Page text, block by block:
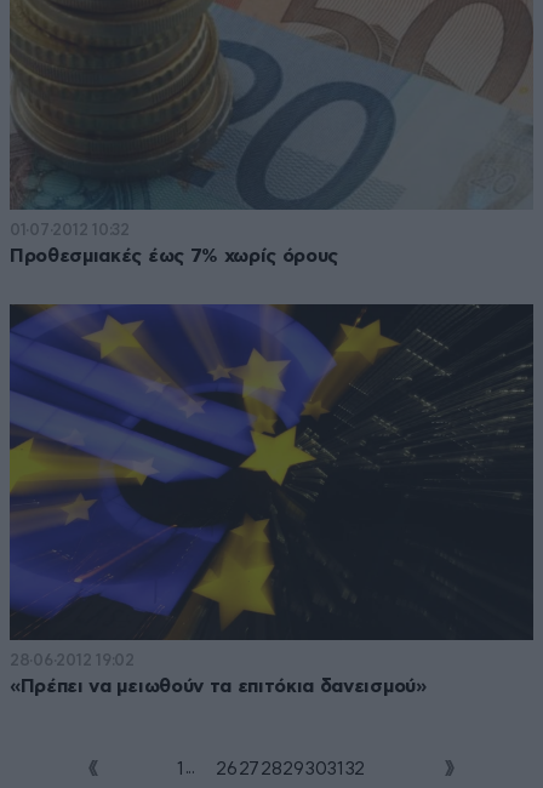
01·07·2012 10:32
Προθεσμιακές έως 7% χωρίς όρους
28·06·2012 19:02
«Πρέπει να μειωθούν τα επιτόκια δανεισμού»
1 ... 26 27 28293031 32